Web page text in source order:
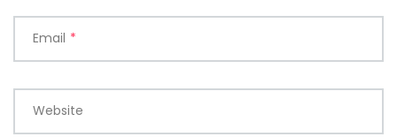
Email *
Website